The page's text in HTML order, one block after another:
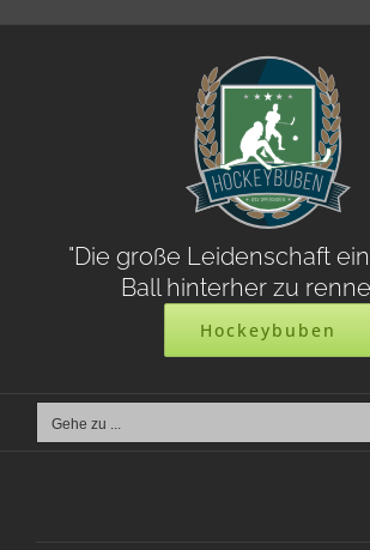
"Die große Leidenschaft
Ball hinterher zu
Hockeybuben
Gehe zu ...